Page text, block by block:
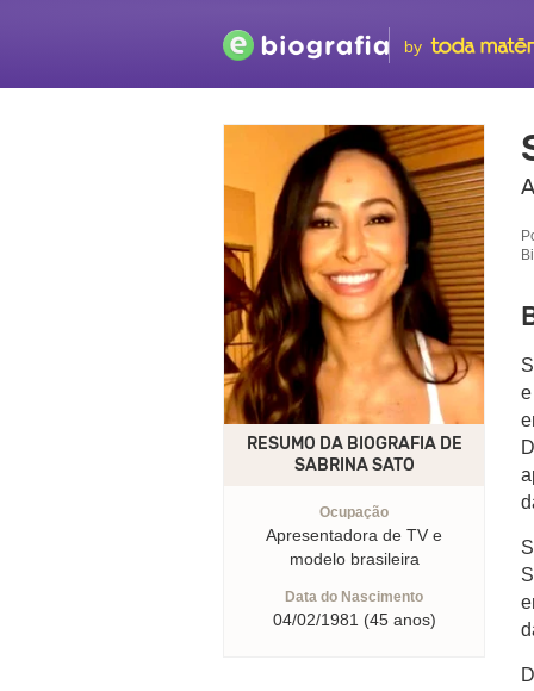
by
RESUMO DA BIOGRAFIA DE
SABRINA SATO
Ocupação
Apresentadora de TV e
modelo brasileira
Data do Nascimento
04/02/1981 (45 anos)